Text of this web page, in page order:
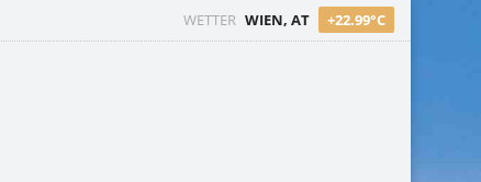
WETTER WIEN, AT +22.99°C